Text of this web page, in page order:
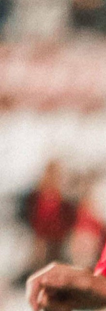
KUP BIH
Zrinjski je osvojio